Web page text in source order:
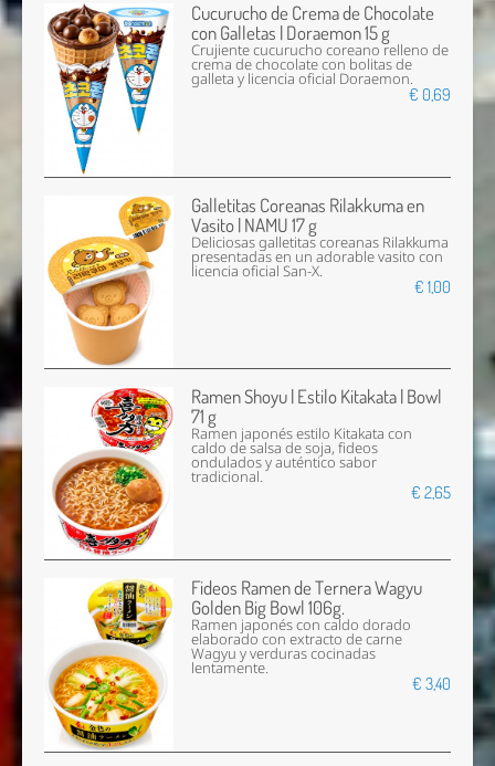
Cucurucho de Crema de Chocolate
con Galletas | Doraemon 15 g
Crujiente cucurucho coreano relleno de
crema de chocolate con bolitas de
galleta y licencia oficial Doraemon.
€ 0,69
Galletitas Coreanas Rilakkuma en
Vasito | NAMU 17 g
Deliciosas galletitas coreanas Rilakkuma
presentadas en un adorable vasito con
licencia oficial San-X.
€ 1,00
Ramen Shoyu | Estilo Kitakata | Bowl
71 g
Ramen japonés estilo Kitakata con
caldo de salsa de soja, fideos
ondulados y auténtico sabor
tradicional.
€ 2,65
Fideos Ramen de Ternera Wagyu
Golden Big Bowl 106g.
Ramen japonés con caldo dorado
elaborado con extracto de carne
Wagyu y verduras cocinadas
lentamente.
€ 3,40